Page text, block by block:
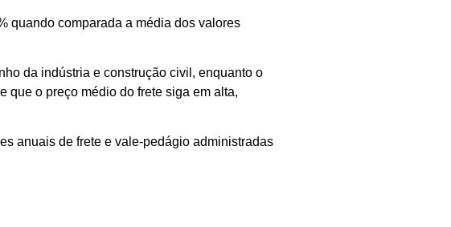
quando comparada a média dos valores
da indústria e construção civil, enquanto o
que o preço médio do frete siga em alta,
anuais de frete e vale-pedágio administradas